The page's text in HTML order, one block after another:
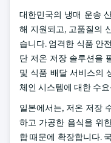
대한민국의 냉매 운송
해 지원되고, 고품질의
습니다. 엄격한 식품 안
단 저온 저장 솔루션을
및 식품 배달 서비스의
체인 시스템에 대한 수
일본에서는, 저온 저장
하고 가공한 음식을 위
합 때문에 확장합니다.